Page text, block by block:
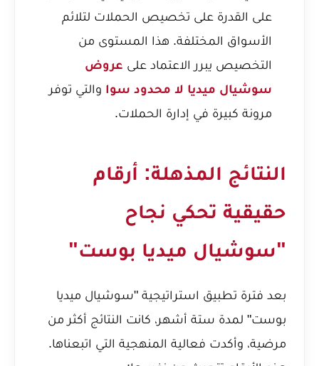
على القدرة على تخصيص الحملات لتلائم
الأسواق المختلفة. هذا المستوى من
التخصيص يبرر الاعتماد على عروض
سوشيال ميديا لا محدود سوا والتي توفر
مرونة كبيرة في إدارة الحملات.
النتائج المذهلة: أرقام
حقيقية تحكي نجاح
"سوشيال ميديا بوست"
بعد فترة تطبيق استراتيجية "سوشيال ميديا
بوست" لمدة ستة أشهر، كانت النتائج أكثر من
مرضية، وأكدت فعالية المنهجية التي اتبعناها.